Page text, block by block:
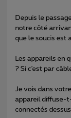
Depuis le
notre côté
que le soucis est
Les appareils en
? Si c’est par
Je vois dans
appareil diffuse-
connectés